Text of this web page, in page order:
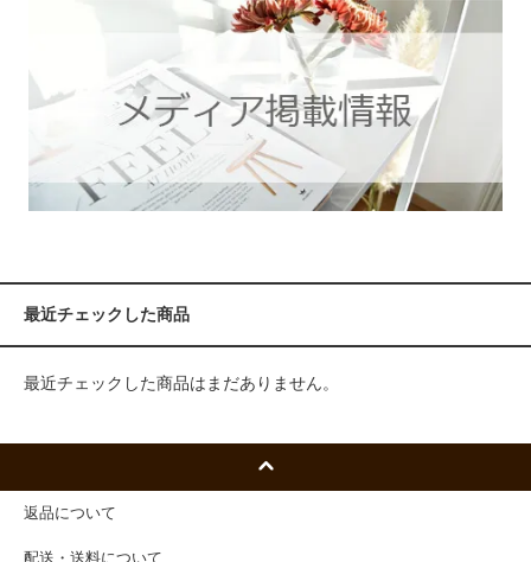
最近チェックした商品
最近チェックした商品はまだありません。
返品について
配送・送料について